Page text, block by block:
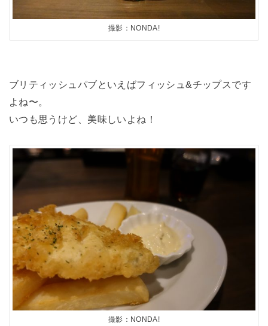
撮影：NONDA!
ブリティッシュパブといえばフィッシュ&チップスです
よね〜。
いつも思うけど、美味しいよね！
撮影：NONDA!